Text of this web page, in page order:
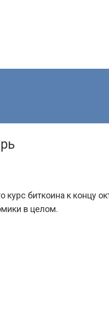
биткоина к концу
в целом.